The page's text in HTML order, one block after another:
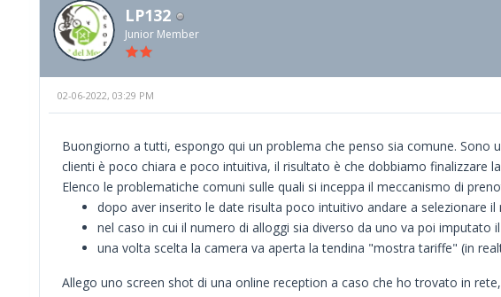
LP132
Junior Member
02-06-2022, 03:29 PM
Buongiorno a tutti, espongo qui un problema che penso sia comune.
clienti è poco chiara e poco intuitiva, il risultato è che dobbiamo
Elenco le problematiche comuni sulle quali si inceppa il meccanismo di
dopo aver inserito le date risulta poco intuitivo andare a selezionare
nel caso in cui il numero di alloggi sia diverso da uno va poi
una volta scelta la camera va aperta la tendina "mostra tariffe" (in
Allego uno screen shot di una online reception a caso che ho trovato in